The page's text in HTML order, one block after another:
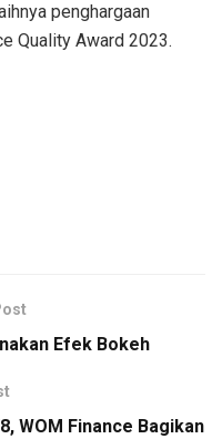
penghargaan
Quality Award 2023.
Efek Bokeh
WOM Finance Bagikan